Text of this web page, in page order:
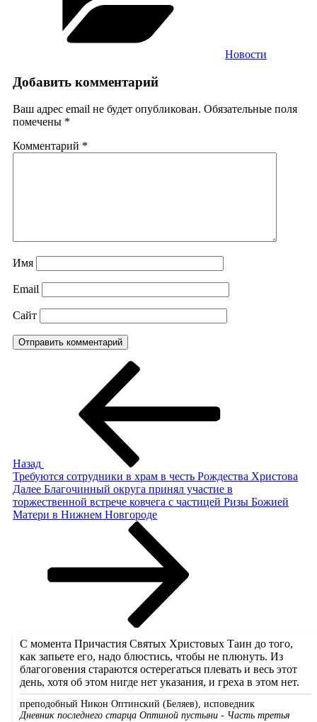
Новости
Добавить комментарий
Ваш адрес email не будет опубликован. Обязательные поля
помечены *
Комментарий *
Имя
Email
Сайт
Назад
Требуются сотрудники в храм в честь Рождества Христова
Следующая
запись
Далее Благочинный округа принял участие в
торжественной встрече ковчега с частицей Ризы Божией
Матери в Нижнем Новгороде
С момента Причастия Святых Христовых Таин до того,
как запьете его, надо блюстись, чтобы не плюнуть. Из
благоговения стараются остерегаться плевать и весь этот
день, хотя об этом нигде нет указания, и греха в этом нет.
преподобный Никон Оптинский (Беляев), исповедник
Дневник последнего старца Оптиной пустыни - Часть третья